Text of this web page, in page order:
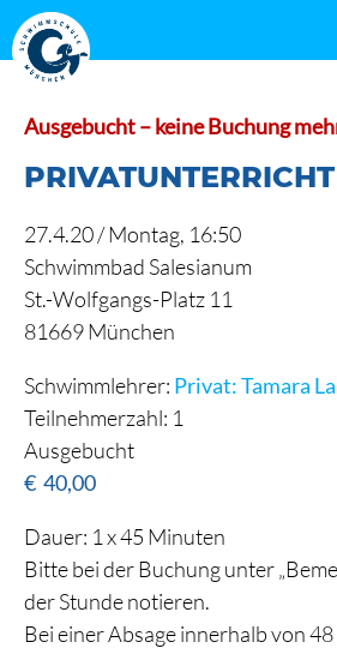
Zum
Inhalt
springen
Ausgebucht – keine Buchung
PRIVATUNTERRICHT
27.4.20 /Montag, 16:50
Schwimmbad Salesianum
St.-Wolfgangs-Platz 11
81669 München
Schwimmlehrer: Privat: Tamara
Teilnehmerzahl: 1
Ausgebucht
€ 40,00
Dauer: 1 x 45 Minuten
Bitte bei der Buchung unter
der Stunde notieren.
Bei einer Absage innerhalb von